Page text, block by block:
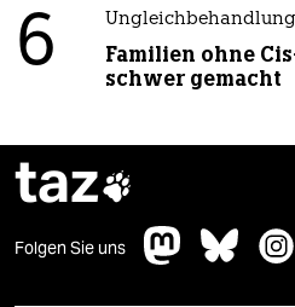
6
Familien ohne
schwer gemacht
taz
Folgen Sie uns